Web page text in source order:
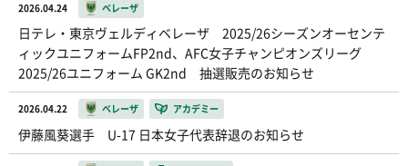
2026.04.24 ベレーザ
日テレ・東京ヴェルディベレーザ 2025/26シーズンオーセンテ
ィックユニフォームFP2nd、AFC女子チャンピオンズリーグ
2025/26ユニフォーム GK2nd 抽選販売のお知らせ
2026.04.22 ベレーザ アカデミー
伊藤風葵選手 U-17 日本女子代表辞退のお知らせ